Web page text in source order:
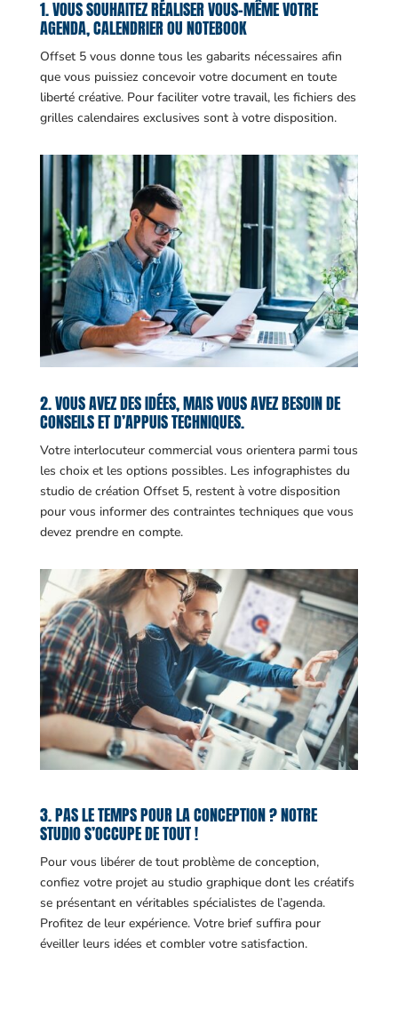
1. VOUS SOUHAITEZ RÉALISER VOUS-MÊME VOTRE
AGENDA, CALENDRIER OU NOTEBOOK
Offset 5 vous donne tous les gabarits nécessaires afin
que vous puissiez concevoir votre document en toute
liberté créative. Pour faciliter votre travail, les fichiers des
grilles calendaires exclusives sont à votre disposition.
2. VOUS AVEZ DES IDÉES, MAIS VOUS AVEZ BESOIN DE
CONSEILS ET D’APPUIS TECHNIQUES.
Votre interlocuteur commercial vous orientera parmi tous
les choix et les options possibles. Les infographistes du
studio de création Offset 5, restent à votre disposition
pour vous informer des contraintes techniques que vous
devez prendre en compte.
3. PAS LE TEMPS POUR LA CONCEPTION ? NOTRE
STUDIO S’OCCUPE DE TOUT !
Pour vous libérer de tout problème de conception,
confiez votre projet au studio graphique dont les créatifs
se présentant en véritables spécialistes de l’agenda.
Profitez de leur expérience. Votre brief suffira pour
éveiller leurs idées et combler votre satisfaction.